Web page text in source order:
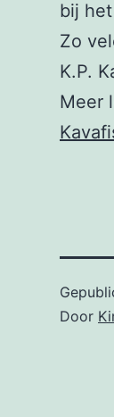
bij
Zo
K.P.
Meer
Door